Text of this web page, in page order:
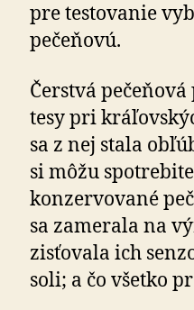
pre testo­vanie
pečeňovú.
Čerstvá
tesy pri
sa z nej stala
si môžu
konzervované
sa zamerala na
zisťovala ich
soli; a čo všetko